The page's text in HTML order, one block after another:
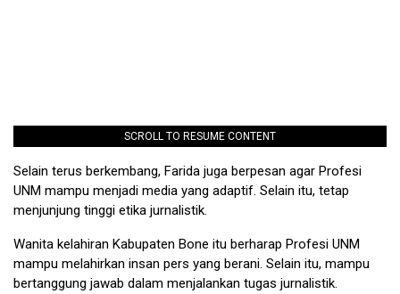
SCROLL TO RESUME CONTENT
Selain terus berkembang, Farida juga berpesan agar Profesi
UNM mampu menjadi media yang adaptif. Selain itu, tetap
menjunjung tinggi etika jurnalistik.
Wanita kelahiran Kabupaten Bone itu berharap Profesi UNM
mampu melahirkan insan pers yang berani. Selain itu, mampu
bertanggung jawab dalam menjalankan tugas jurnalistik.